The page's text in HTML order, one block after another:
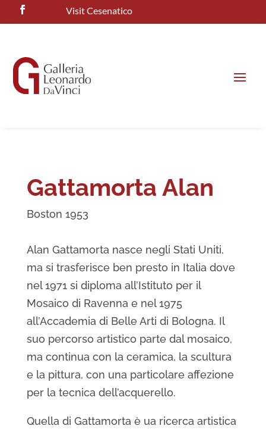
Visit Cesenatico
Gattamorta Alan
Boston 1953
Alan Gattamorta nasce negli Stati Uniti,
ma si trasferisce ben presto in Italia dove
nel 1971 si diploma all’Istituto per il
Mosaico di Ravenna e nel 1975
all’Accademia di Belle Arti di Bologna. Il
suo percorso artistico parte dal mosaico,
ma continua con la ceramica, la scultura
e la pittura, con una particolare affezione
per la tecnica dell’acquerello.
Quella di Gattamorta è ua ricerca artistica